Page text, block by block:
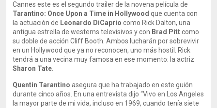
Cannes este es el segundo trailer de la novena película de
Tarantino: Once Upon a Time in Hollywood que cuenta con
la actuación de Leonardo DiCaprio como Rick Dalton, una
antigua estrella de westerns televisivos y con Brad Pittcomo
su doble de acción Cliff Booth. Ambos lucharán por sobrevivir
en un Hollywood que ya no reconocen, uno más hostil. Rick
tendrá a una vecina muy famosa en ese momento: la actriz
Sharon Tate
Quentin Tarantino asegura que ha trabajado en este guión
durante cinco años. En una entrevista dijo “Vivo en Los Angeles
la mayor parte de mi vida, incluso en 1969, cuando tenía siete